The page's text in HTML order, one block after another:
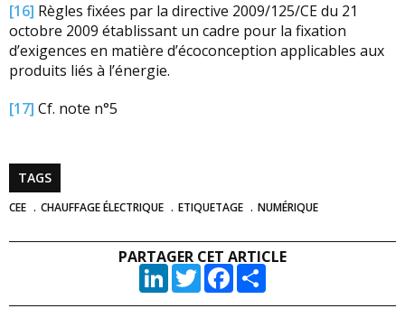
[16] Règles fixées par la directive 2009/125/CE du 21
octobre 2009 établissant un cadre pour la fixation
d’exigences en matière d’écoconception applicables aux
produits liés à l’énergie.
[17] Cf. note n°5
TAGS
CEE CHAUFFAGE ÉLECTRIQUE ETIQUETAGE NUMÉRIQUE
PARTAGER CET ARTICLE
LinkedInTwitterFacebook